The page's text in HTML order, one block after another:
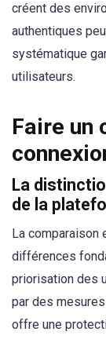
créent des
authentiques
systématique
utilisateurs.
Faire un
La
de la
La comparaison
différences
priorisation des
par des
offre une